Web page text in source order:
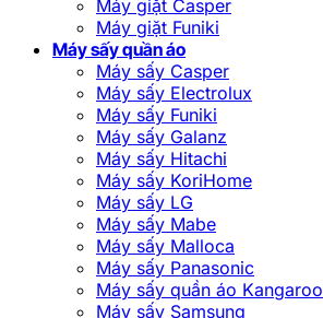
Máy giặt Casper
Máy giặt Funiki
Máy sấy quần áo
Máy sấy Casper
Máy sấy Electrolux
Máy sấy Funiki
Máy sấy Galanz
Máy sấy Hitachi
Máy sấy KoriHome
Máy sấy LG
Máy sấy Mabe
Máy sấy Malloca
Máy sấy Panasonic
Máy sấy quần áo Kangaroo
Máy sấy Samsung